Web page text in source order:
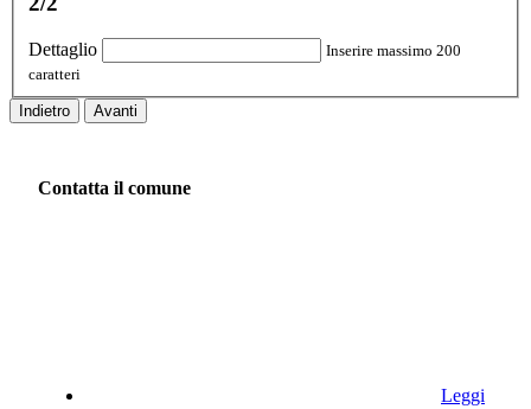
Dettaglio
Inserire massimo 200
caratteri
Indietro Avanti
Contatta il comune
Leggi